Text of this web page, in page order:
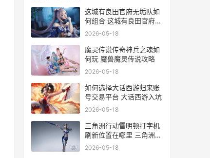
这城有良田官府无垢队如
何组合 这城有良田官府差
役画像升到5星怎办
2026-05-18
魔灵传说传奇神兵之魂如
何玩 魔兽魔灵传说攻略
2026-05-18
如何选择大话西游归来账
号交易平台 大话西游入坑
2026-05-18
三角洲行动雷明顿打字机
刷新位置在哪里 三角洲行
动雷明顿打字机怎么获得
2026-05-18